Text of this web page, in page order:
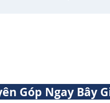
Góp Ngay Bây